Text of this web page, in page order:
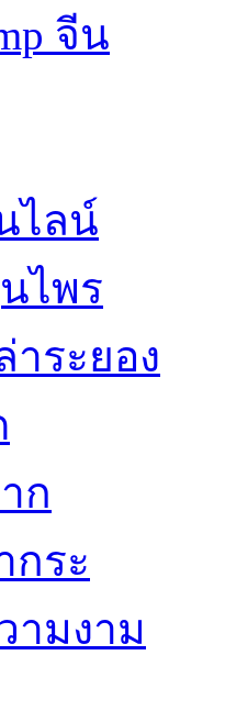
จีน
ไลน์
ไพร
ระยอง
ก
กระ
ามงาม